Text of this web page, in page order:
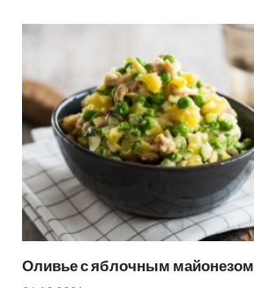
Оливье с яблочным майонезом